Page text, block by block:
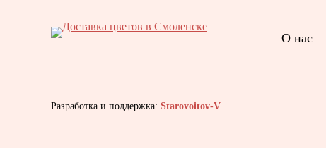
О нас
Разработка и поддержка: Starovoitov-V